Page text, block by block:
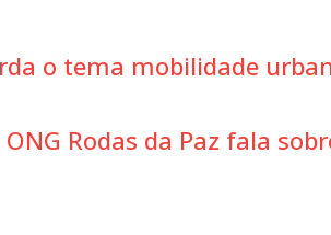
o tema mobilidade
Rodas da Paz fala